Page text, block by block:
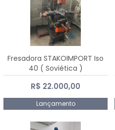
Fresadora STAKOIMPORT Iso
40 ( Soviética )
R$ 22.000,00
Lançamento